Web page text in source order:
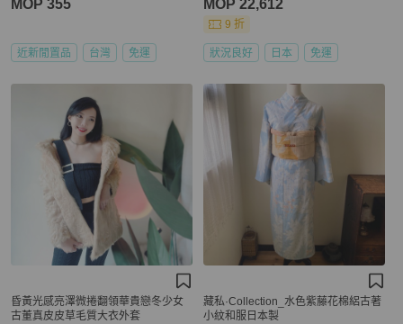
MOP 355
近新閒置品 台灣 免運
MOP 22,612
9 折
狀況良好 日本 免運
昏黃光感亮澤微捲翻領華貴戀冬少女
古董真皮皮草毛質大衣外套
藏私·Collection_水色紫藤花棉絽古著
小紋和服日本製